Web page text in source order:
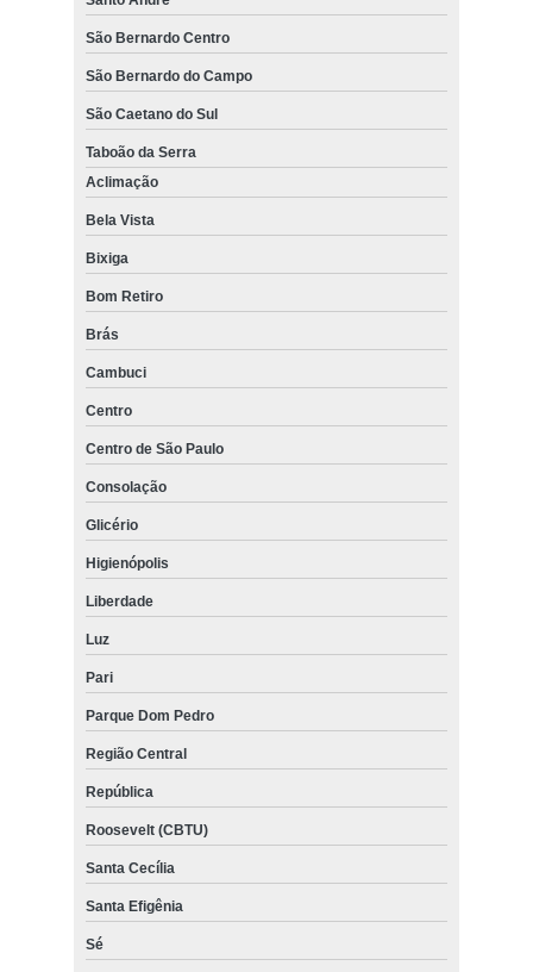
São Bernardo Centro
São Bernardo do Campo
São Caetano do Sul
Taboão da Serra
Aclimação
Bela Vista
Bixiga
Bom Retiro
Brás
Cambuci
Centro
Centro de São Paulo
Consolação
Glicério
Higienópolis
Liberdade
Luz
Pari
Parque Dom Pedro
Região Central
República
Roosevelt (CBTU)
Santa Cecília
Santa Efigênia
Sé